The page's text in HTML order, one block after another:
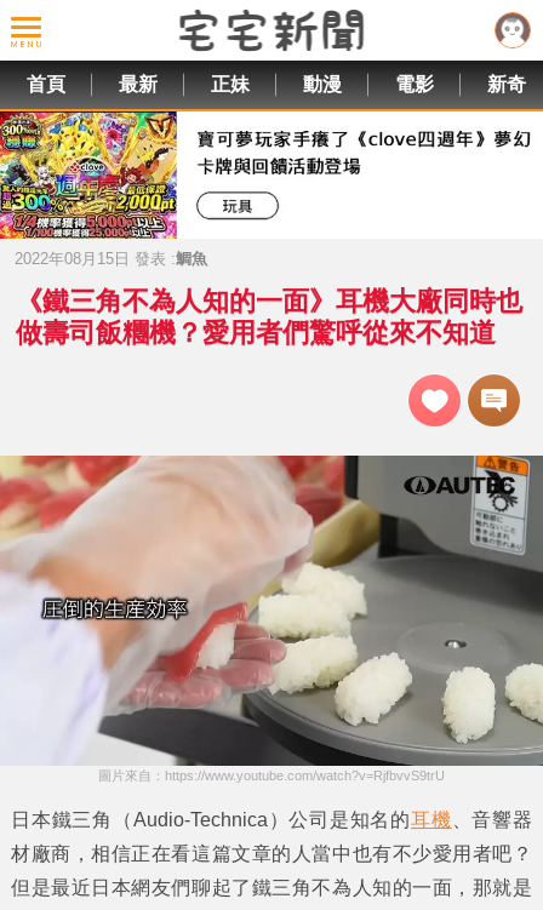
首頁 最新 正妹 動漫 電影 新奇
2022年08月15日 發表 :鯛魚
《鐵三角不為人知的一面》耳機大廠同時也
做壽司飯糰機？愛用者們驚呼從來不知道
圖片來自：https://www.youtube.com/watch?v=RjfbvvS9trU
日本鐵三角 （Audio-Technica）公司是知名的耳機、音響器
材廠商，相信正在看這篇文章的人當中也有不少愛用者吧？
但是最近日本網友們聊起了鐵三角不為人知的一面，那就是